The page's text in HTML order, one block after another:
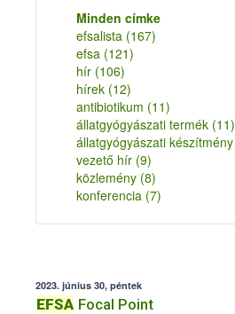
Minden címke
efsalista (167)
efsa (121)
hír (106)
hírek (12)
antibiotikum (11)
állatgyógyászati termék (11)
állatgyógyászati készítmény
vezető hír (9)
közlemény (8)
konferencia (7)
2023. június 30, péntek
EFSA Focal Point